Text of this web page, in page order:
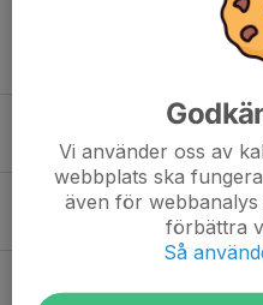
Fin fjärdeplats för
1 aug, 15:42 0
Rapport från
23 jul, 12:48 0
Vi använder oss av
webbplats ska
även för
förbättra
Så